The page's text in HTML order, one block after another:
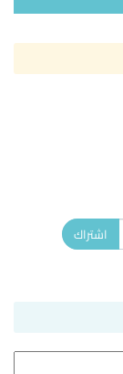
اشتراك